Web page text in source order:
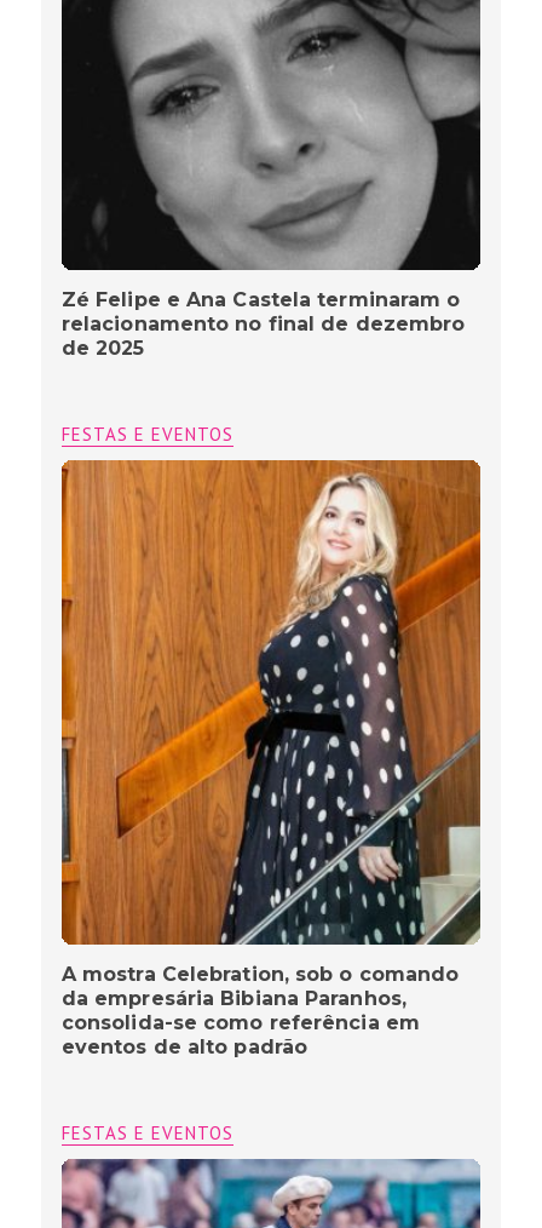
Zé Felipe e Ana Castela terminaram o
relacionamento no final de dezembro
de 2025
FESTAS E EVENTOS
A mostra Celebration, sob o comando
da empresária Bibiana Paranhos,
consolida-se como referência em
eventos de alto padrão
FESTAS E EVENTOS